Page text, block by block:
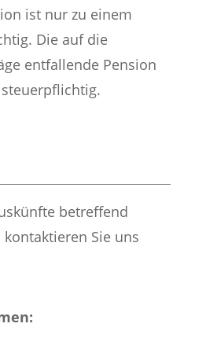
ist nur zu einem
Die auf die
entfallende Pension
betreffend
Sie uns